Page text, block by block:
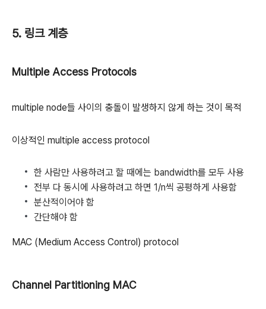
5. 링크 계층
Multiple Access Protocols
multiple node들 사이의 충돌이 발생하지 않게 하는 것이 목적
이상적인 multiple access protocol
한 사람만 사용하려고 할 때에는 bandwidth를 모두 사용
전부 다 동시에 사용하려고 하면 1/n씩 공평하게 사용함
분산적이어야 함
간단해야 함
MAC (Medium Access Control) protocol
Channel Partitioning MAC